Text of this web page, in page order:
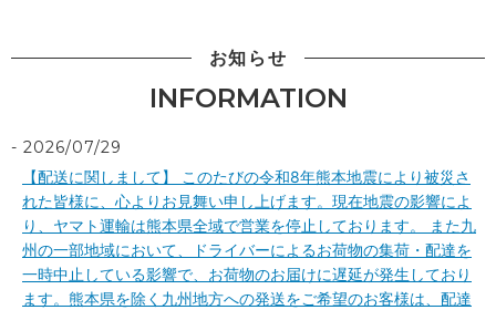
お知らせ
INFORMATION
2026/07/29
【配送に関しまして】 このたびの令和8年熊本地震により被災さ
れた皆様に、心よりお見舞い申し上げます。現在地震の影響によ
り、ヤマト運輸は熊本県全域で営業を停止しております。 また九
州の一部地域において、ドライバーによるお荷物の集荷・配達を
一時中止している影響で、お荷物のお届けに遅延が発生しており
ます。熊本県を除く九州地方への発送をご希望のお客様は、配達